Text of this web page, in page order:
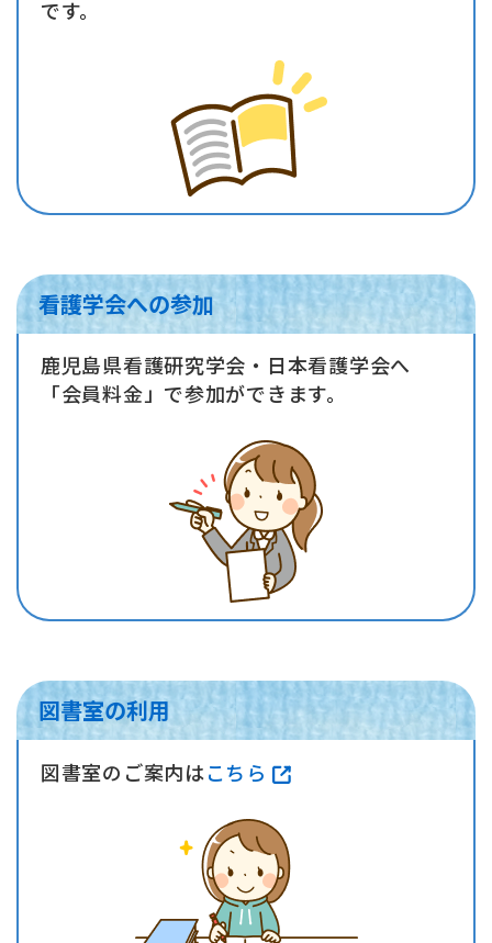
です。
看護学会への参加
鹿児島県看護研究学会・日本看護学会へ
「会員料金」で参加ができます。
図書室の利用
図書室のご案内はこちら